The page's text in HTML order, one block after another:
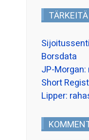
Borsdata
JP-
Short
Lipper: